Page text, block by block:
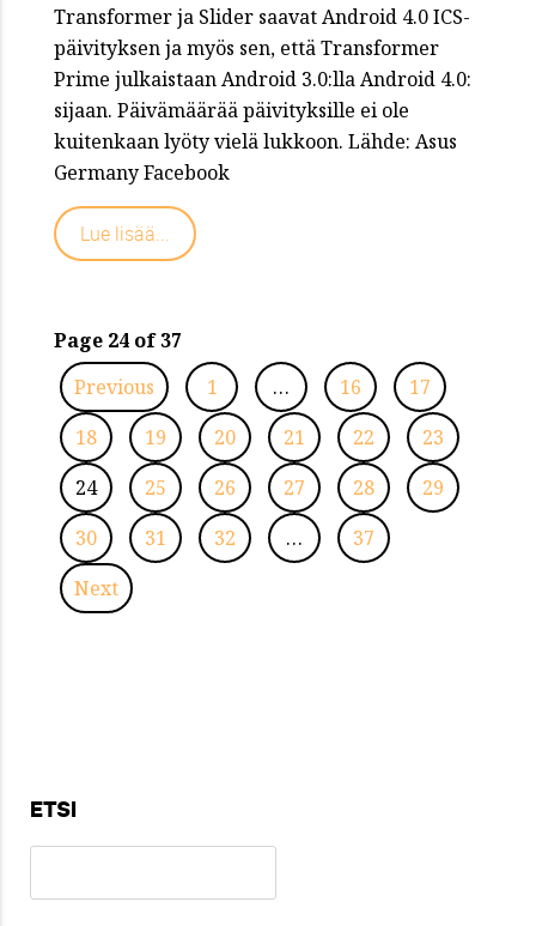
Transformer ja Slider saavat Android 4.0 ICS-
päivityksen ja myös sen, että Transformer
Prime julkaistaan Android 3.0:lla Android 4.0:
sijaan. Päivämäärää päivityksille ei ole
kuitenkaan lyöty vielä lukkoon. Lähde: Asus
Germany Facebook
Lue lisää...
Page 24 of 37
Previous
1 … 16
17
18
19 20 21 22
23
24
25 26 27 28
29
30
31 32 …
37
Next
ETSI